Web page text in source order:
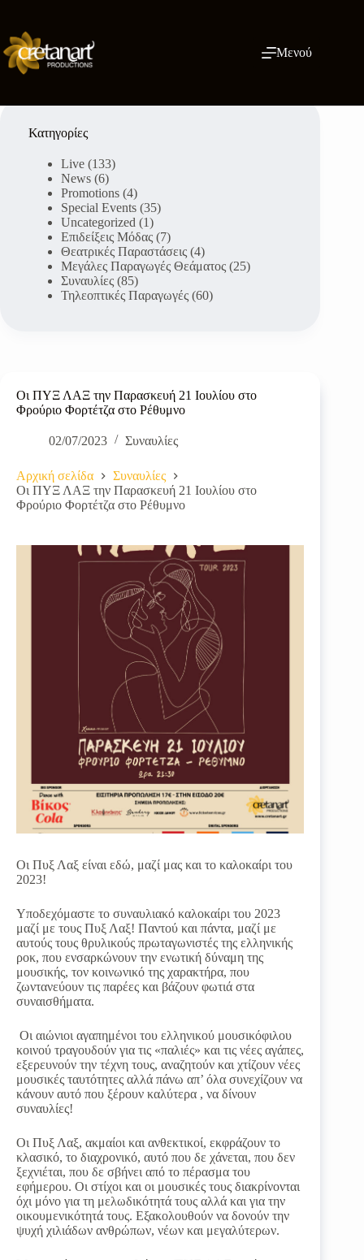
περιεχόμενο
Μενού
Οι ΠΥΞ ΛΑΞ την Παρασκευή 21 Ιουλίου στο
Φρούριο Φορτέτζα στο Ρέθυμνο
02/07/2023 Συναυλίες
Αρχική σελίδα
Συναυλίες
Οι ΠΥΞ ΛΑΞ την Παρασκευή 21 Ιουλίου στο
Φρούριο Φορτέτζα στο Ρέθυμνο
Οι Πυξ Λαξ είναι εδώ, μαζί μας και το καλοκαίρι του
2023!
Υποδεχόμαστε το συναυλιακό καλοκαίρι του 2023
μαζί με τους Πυξ Λαξ! Παντού και πάντα, μαζί με
αυτούς τους θρυλικούς πρωταγωνιστές της ελληνικής
ροκ, που ενσαρκώνουν την ενωτική δύναμη της
μουσικής, τον κοινωνικό της χαρακτήρα, που
ζωντανεύουν τις παρέες και βάζουν φωτιά στα
συναισθήματα.
Οι αιώνιοι αγαπημένοι του ελληνικού μουσικόφιλου
κοινού τραγουδούν για τις «παλιές» και τις νέες αγάπες,
εξερευνούν την τέχνη τους, αναζητούν και χτίζουν νέες
μουσικές ταυτότητες αλλά πάνω απ’ όλα συνεχίζουν να
κάνουν αυτό που ξέρουν καλύτερα , να δίνουν
συναυλίες!
Οι Πυξ Λαξ, ακμαίοι και ανθεκτικοί, εκφράζουν το
κλασικό, το διαχρονικό, αυτό που δε χάνεται, που δεν
ξεχνιέται, που δε σβήνει από το πέρασμα του
εφήμερου. Οι στίχοι και οι μουσικές τους διακρίνονται
όχι μόνο για τη μελωδικότητά τους αλλά και για την
οικουμενικότητά τους. Εξακολουθούν να δονούν την
ψυχή χιλιάδων ανθρώπων, νέων και μεγαλύτερων.
Κατηγορίες
Live (133)
News (6)
Promotions (4)
Special Events (35)
Uncategorized (1)
Επιδείξεις Μόδας (7)
Θεατρικές Παραστάσεις (4)
Μεγάλες Παραγωγές Θεάματος (25)
Συναυλίες (85)
Τηλεοπτικές Παραγωγές (60)